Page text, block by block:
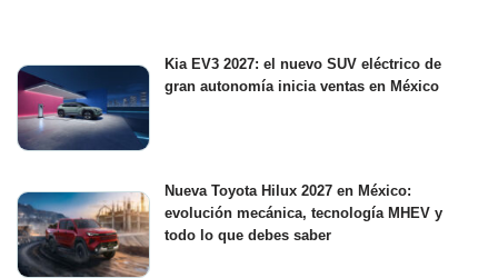
Kia EV3 2027: el nuevo SUV eléctrico de
gran autonomía inicia ventas en México
Nueva Toyota Hilux 2027 en México:
evolución mecánica, tecnología MHEV y
todo lo que debes saber